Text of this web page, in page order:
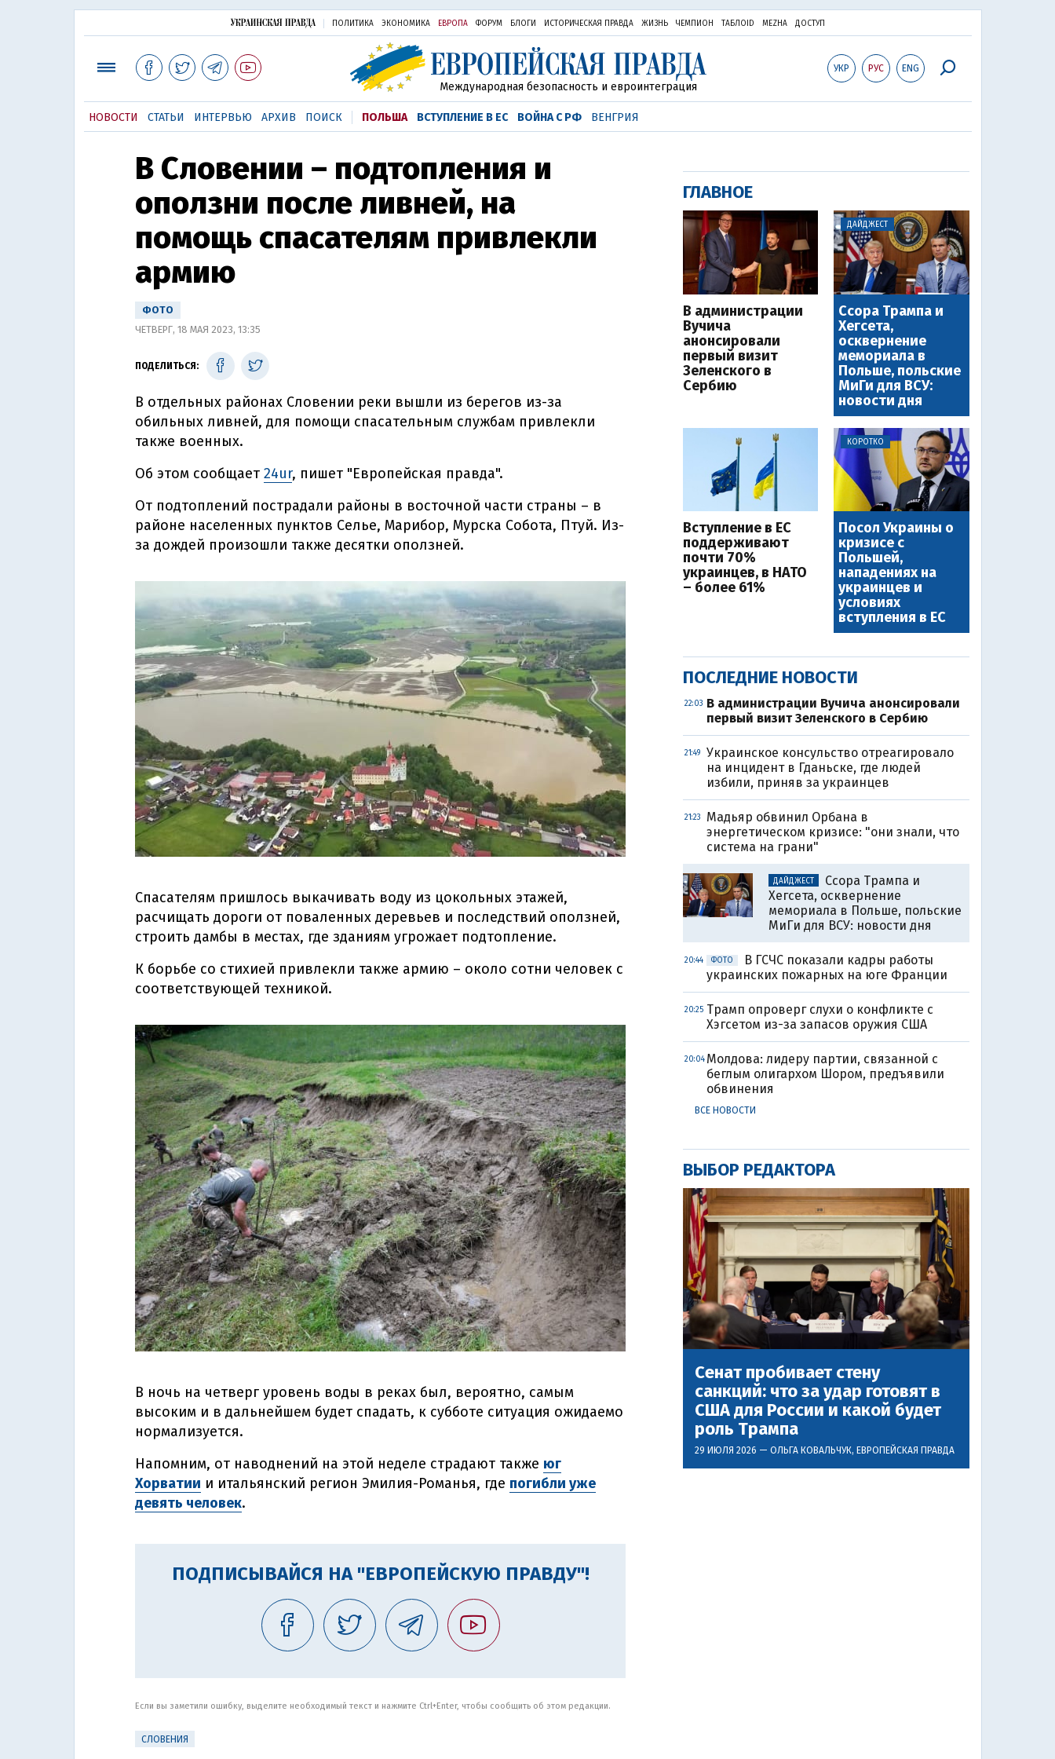
ПОЛИТИКА ЭКОНОМИКА ЕВРОПА ФОРУМ БЛОГИ ИСТОРИЧЕСКАЯ ПРАВДА ЖИЗНЬ ЧЕМПИОН ТАБЛОID MEZHA ДОСТУП
УКР РУС ENG
Международная безопасность и евроинтеграция
НОВОСТИ СТАТЬИ ИНТЕРВЬЮ АРХИВ ПОИСК ПОЛЬША ВСТУПЛЕНИЕ В ЕС ВОЙНА С РФ ВЕНГРИЯ
В Словении – подтопления и
оползни после ливней, на
помощь спасателям привлекли
армию
ФОТО
ЧЕТВЕРГ, 18 МАЯ 2023, 13:35
ПОДЕЛИТЬСЯ:
В отдельных районах Словении реки вышли из берегов из-за
обильных ливней, для помощи спасательным службам привлекли
также военных.
Об этом сообщает 24ur, пишет "Европейская правда".
От подтоплений пострадали районы в восточной части страны – в
районе населенных пунктов Селье, Марибор, Мурска Собота, Птуй. Из-
за дождей произошли также десятки оползней.
Спасателям пришлось выкачивать воду из цокольных этажей,
расчищать дороги от поваленных деревьев и последствий оползней,
строить дамбы в местах, где зданиям угрожает подтопление.
К борьбе со стихией привлекли также армию – около сотни человек с
соответствующей техникой.
В ночь на четверг уровень воды в реках был, вероятно, самым
высоким и в дальнейшем будет спадать, к субботе ситуация ожидаемо
нормализуется.
Напомним, от наводнений на этой неделе страдают также юг
Хорватии и итальянский регион Эмилия-Романья, где погибли уже
девять человек.
ПОДПИСЫВАЙСЯ НА "ЕВРОПЕЙСКУЮ ПРАВДУ"!
Если вы заметили ошибку, выделите необходимый текст и нажмите Ctrl+Enter, чтобы сообщить об этом редакции.
СЛОВЕНИЯ
ГЛАВНОЕ
В администрации
Вучича
анонсировали
первый визит
Зеленского в
Сербию
ДАЙДЖЕСТ
Ссора Трампа и
Хегсета,
осквернение
мемориала в
Польше, польские
МиГи для ВСУ:
новости дня
Вступление в ЕС
поддерживают
почти 70%
украинцев, в НАТО
– более 61%
КОРОТКО
Посол Украины о
кризисе с
Польшей,
нападениях на
украинцев и
условиях
вступления в ЕС
ПОСЛЕДНИЕ НОВОСТИ
22:03 В администрации Вучича анонсировали
первый визит Зеленского в Сербию
21:49
Украинское консульство отреагировало
на инцидент в Гданьске, где людей
избили, приняв за украинцев
21:23
Мадьяр обвинил Орбана в
энергетическом кризисе: "они знали, что
система на грани"
ДАЙДЖЕСТ
Ссора Трампа и
Хегсета, осквернение
мемориала в Польше, польские
МиГи для ВСУ: новости дня
20:44 ФОТО
В ГСЧС показали кадры работы
украинских пожарных на юге Франции
20:25 Трамп опроверг слухи о конфликте с
Хэгсетом из-за запасов оружия США
20:04 Молдова: лидеру партии, связанной с
беглым олигархом Шором, предъявили
обвинения
ВСЕ НОВОСТИ
ВЫБОР РЕДАКТОРА
Сенат пробивает стену
санкций: что за удар готовят в
США для России и какой будет
роль Трампа
29 ИЮЛЯ 2026 — ОЛЬГА КОВАЛЬЧУК, ЕВРОПЕЙСКАЯ ПРАВДА